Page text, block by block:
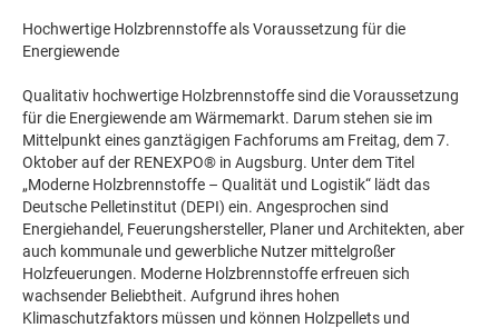
Hochwertige Holzbrennstoffe als Voraussetzung für die
Energiewende
Qualitativ hochwertige Holzbrennstoffe sind die Voraussetzung
für die Energiewende am Wärmemarkt. Darum stehen sie im
Mittelpunkt eines ganztägigen Fachforums am Freitag, dem 7.
Oktober auf der RENEXPO® in Augsburg. Unter dem Titel
„Moderne Holzbrennstoffe – Qualität und Logistik“ lädt das
Deutsche Pelletinstitut (DEPI) ein. Angesprochen sind
Energiehandel, Feuerungshersteller, Planer und Architekten, aber
auch kommunale und gewerbliche Nutzer mittelgroßer
Holzfeuerungen. Moderne Holzbrennstoffe erfreuen sich
wachsender Beliebtheit. Aufgrund ihres hohen
Klimaschutzfaktors müssen und können Holzpellets und